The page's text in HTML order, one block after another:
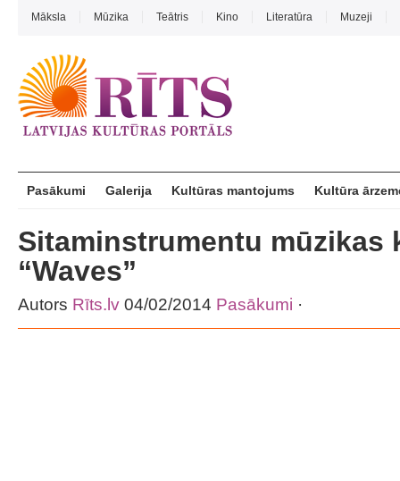
Māksla Mūzika Teātris Kino Literatūra Muzeji
Pasākumi Galerija Kultūras mantojums Kultūra
Sitaminstrumentu mūzikas
“Waves”
Autors Rīts.lv 04/02/2014 Pasākumi ·